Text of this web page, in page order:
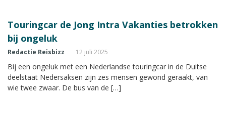
Touringcar de Jong Intra Vakanties betrokken
bij ongeluk
Redactie Reisbizz 12 juli 2025
Bij een ongeluk met een Nederlandse touringcar in de Duitse
deelstaat Nedersaksen zijn zes mensen gewond geraakt, van
wie twee zwaar. De bus van de […]